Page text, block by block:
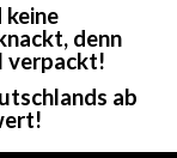
denn
verpackt!
ab